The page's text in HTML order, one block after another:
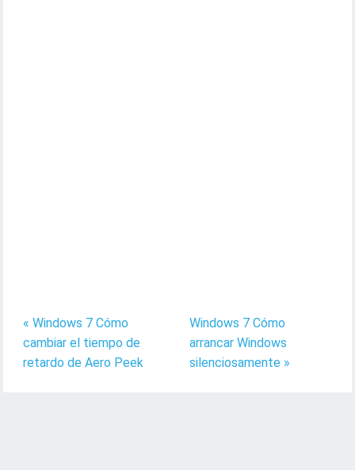
« Windows 7 Cómo
cambiar el tiempo de
retardo de Aero Peek
Windows 7 Cómo
arrancar Windows
silenciosamente »